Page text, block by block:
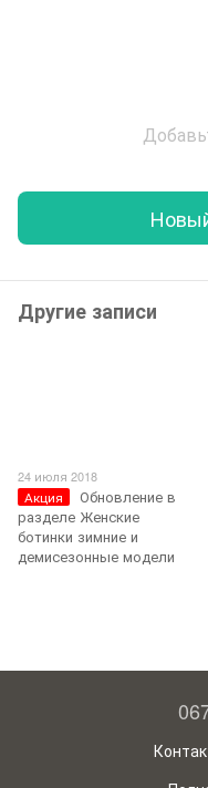
Другие записи
24 июля 2018
Акция
Обновление в
разделе Женские
ботинки зимние и
демисезонные модели